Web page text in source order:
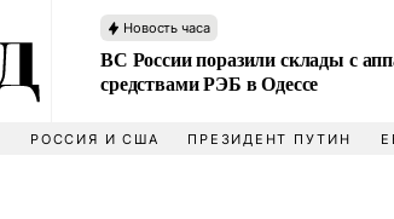
Новость часа
ВС России поразили склады с
средствами РЭБ в Одессе
РОССИЯ И США ПРЕЗИДЕНТ ПУТИН